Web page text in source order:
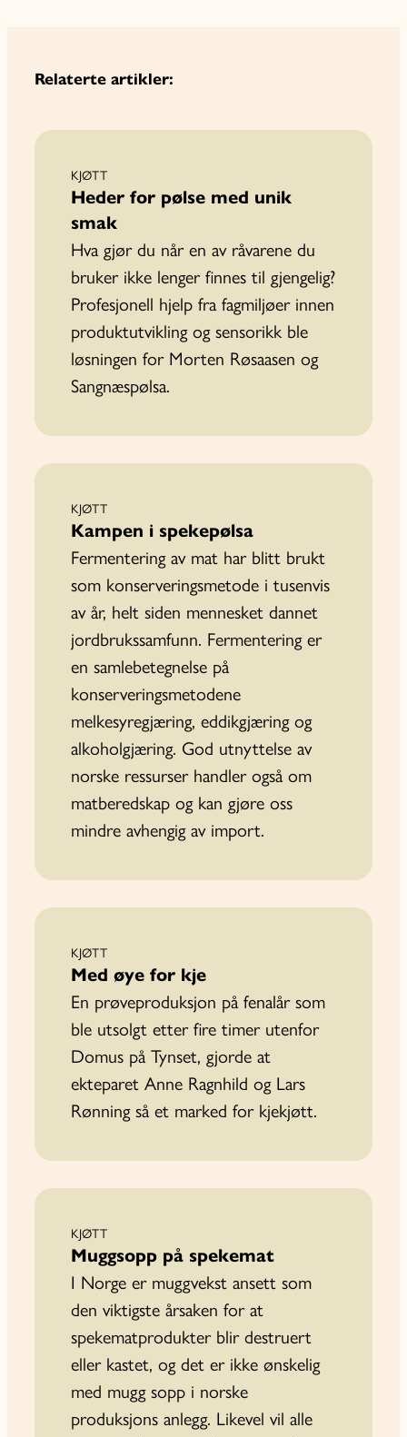
Relaterte artikler:
KJØTT
Heder for pølse med unik
smak
Hva gjør du når en av råvarene du
bruker ikke lenger finnes til­ gjengelig?
Profesjonell hjelp fra fagmiljøer innen
produktutvikling og sensorikk ble
løsningen for Morten Røsaasen og
Sangnæspølsa.
KJØTT
Kampen i spekepølsa
Fermentering av mat har blitt brukt
som konserveringsmetode i tusenvis
av år, helt siden mennesket dannet
jordbrukssamfunn. Fermentering er
en samlebetegnelse på
konserveringsmetodene
melkesyregjæring, eddikgjæring og
alkoholgjæring. God utnyttelse av
norske ressurser handler også om
matberedskap og kan gjøre oss
mindre avhengig av import.
KJØTT
Med øye for kje
En prøveproduksjon på fenalår som
ble utsolgt etter fire timer utenfor
Domus på Tynset, gjorde at
ekteparet Anne Ragnhild og Lars
Rønning så et marked for kjekjøtt.
KJØTT
Muggsopp på spekemat
I Norge er muggvekst ansett som
den viktigste årsaken for at
spekematprodukter blir destruert
eller kastet, og det er ikke ønskelig
med mugg­ sopp i norske
produksjons­ anlegg. Likevel vil alle